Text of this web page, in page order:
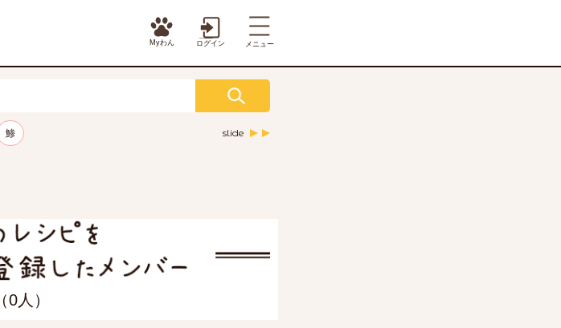
Myわん ログイン メニュー
鯵 slide
（0人）